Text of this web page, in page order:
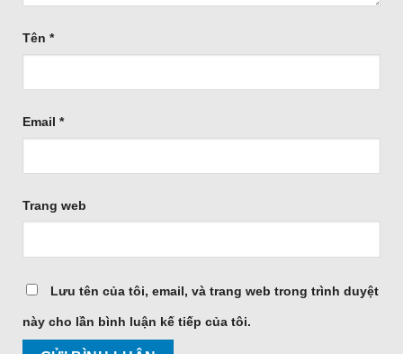
Tên *
Email *
Trang web
Lưu tên của tôi, email, và trang web trong trình duyệt
này cho lần bình luận kế tiếp của tôi.